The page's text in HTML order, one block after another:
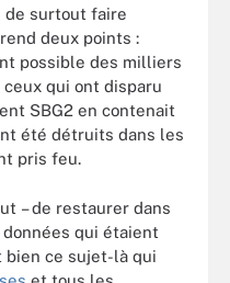
de surtout faire
deux points :
possible des milliers
qui ont disparu
SBG2 en contenait
été détruits dans les
pris feu.
– de restaurer dans
qui étaient
bien ce sujet-là qui